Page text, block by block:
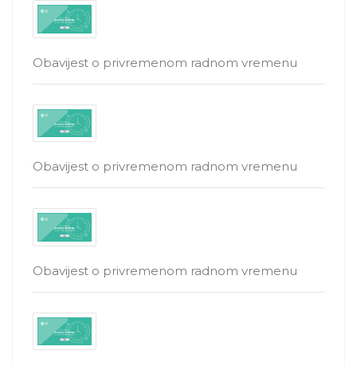
Obavijest o privremenom radnom vremenu
Obavijest o privremenom radnom vremenu
Obavijest o privremenom radnom vremenu